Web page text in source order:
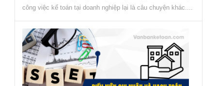
công việc kế toán tại doanh nghiệp lại là câu chuyện khác....